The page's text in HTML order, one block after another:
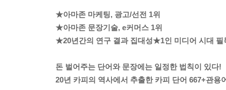
0007 한국인이 영어 문장을 쓸 때 자주 하는 실수 5
0008 높임말을 쓸 때 자주 하는 전형적인 실수
0009 첫 데이트 장소를 고를 때 남성이 자주 하는
--- p.27
★아마존 마케팅, 광고/선전 1위
★아마존 문장기술, e커머스 1위
★20년간의 연구 결과 집대성★1인 미디어 시대 필
돈 벌어주는 단어와 문장에는 일정한 법칙이 있다!
20년 카피의 역사에서 추출한 카피 단어 667+관용